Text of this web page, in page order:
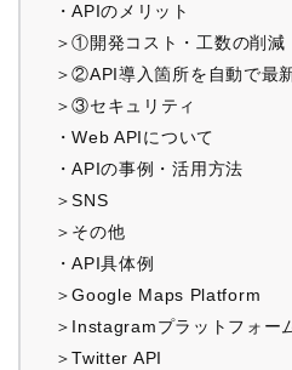
・APIのメリット
＞①開発コスト・工数の削減
＞②API導入箇所を自動で最
＞③セキュリティ
・Web APIについて
・APIの事例・活用方法
＞SNS
＞その他
・API具体例
＞Google Maps Platform
＞Instagramプラットフォー
＞Twitter API